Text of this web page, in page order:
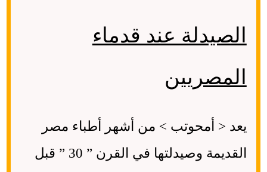
الصيدلة عند قدماء
المصريين
يعد < أمحوتب > من أشهر أطباء مصر
القديمة وصيدلتها في القرن ” 30 ” قبل